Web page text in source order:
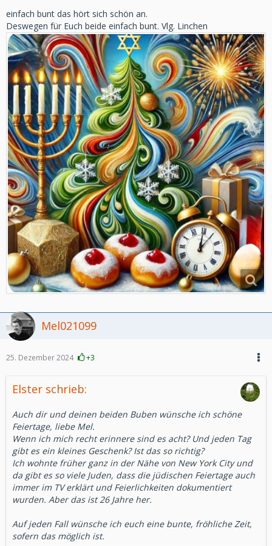
einfach bunt das hört sich schön an.
Deswegen für Euch beide einfach bunt. Vlg. Linchen
Mel021099
25. Dezember 2024 +3
Elster schrieb:
Auch dir und deinen beiden Buben wünsche ich schöne
Feiertage, liebe Mel.
Wenn ich mich recht erinnere sind es acht? Und jeden Tag
gibt es ein kleines Geschenk? Ist das so richtig?
Ich wohnte früher ganz in der Nähe von New York City und
da gibt es so viele Juden, dass die jüdischen Feiertage auch
immer im TV erklärt und Feierlichkeiten dokumentiert
wurden. Aber das ist 26 Jahre her.
Auf jeden Fall wünsche ich euch eine bunte, fröhliche Zeit,
sofern das möglich ist.